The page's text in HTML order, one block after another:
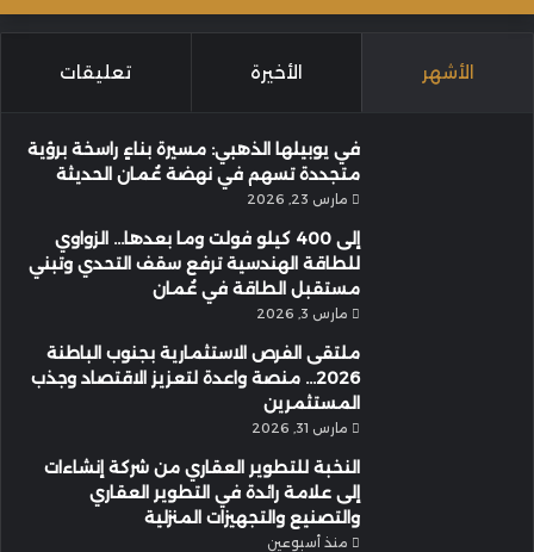
الأشهر الأخيرة تعليقات
في يوبيلها الذهبي: مسيرة بناءٍ راسخة برؤية
متجددة تسهم في نهضة عُمان الحديثة
مارس 23, 2026
إلى 400 كيلو فولت وما بعدها… الزواوي
للطاقة الهندسية ترفع سقف التحدي وتبني
مستقبل الطاقة في عُمان
مارس 3, 2026
ملتقى الفرص الاستثمارية بجنوب الباطنة
2026… منصة واعدة لتعزيز الاقتصاد وجذب
المستثمرين
مارس 31, 2026
النخبة للتطوير العقاري من شركة إنشاءات
إلى علامة رائدة في التطوير العقاري
والتصنيع والتجهيزات المنزلية
منذ أسبوعين